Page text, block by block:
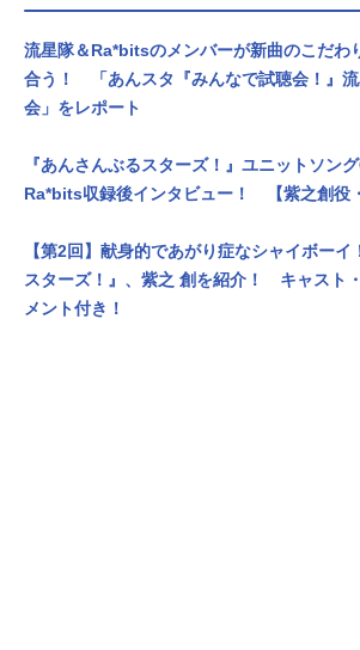
流星隊＆Ra*bitsのメンバーが新曲のこだわ
合う！ 「あんスタ『みんなで試聴会！』
会」をレポート
『あんさんぶるスターズ！』ユニットソン
Ra*bits収録後インタビュー！ 【紫之創役
【第2回】献身的であがり症なシャイボー
スターズ！』、紫之 創を紹介！ キャスト
メント付き！